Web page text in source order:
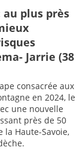
au plus près
Jarrie (38
consacrée aux
en 2024, le
une nouvelle
près de 50
Haute-Savoie,